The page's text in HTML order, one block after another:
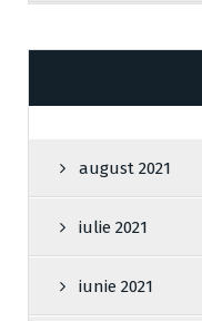
august 2021
iulie 2021
iunie 2021